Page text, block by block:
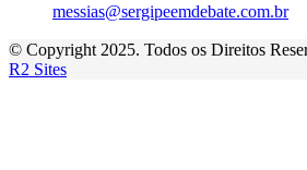
messias@sergipeemdebate.com.br
© Copyright 2025. Todos os Direitos
R2 Sites